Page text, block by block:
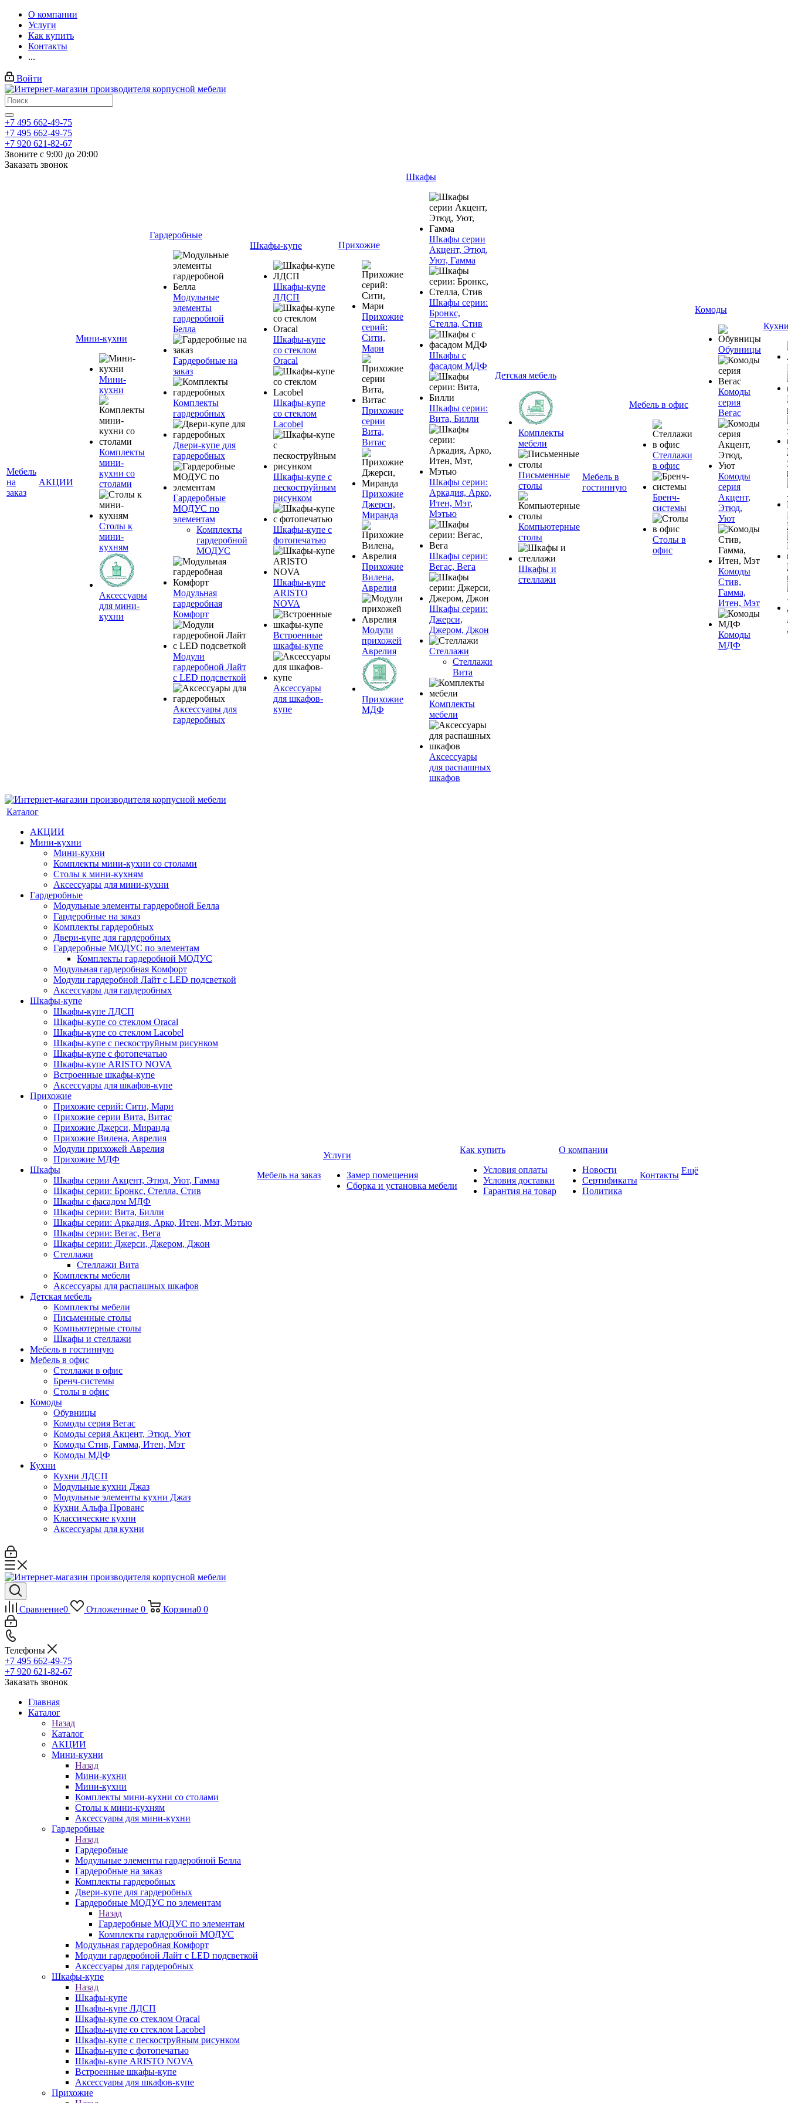
О компании
Услуги
Как купить
Контакты
...
Войти
+7 495 662-49-75
+7 495 662-49-75
+7 920 621-82-67
Звоните с 9:00 до 20:00
Заказать звонок
Мебель
на
заказ
АКЦИИ
Мини-кухни
Мини-
кухни
Комплекты
мини-
кухни со
столами
Столы к
мини-
кухням
Аксессуары
для мини-
кухни
Гардеробные
Модульные
элементы
гардеробной
Белла
Гардеробные на
заказ
Комплекты
гардеробных
Двери-купе для
гардеробных
Гардеробные
МОДУС по
элементам
Комплекты
гардеробной
МОДУС
Модульная
гардеробная
Комфорт
Модули
гардеробной Лайт
с LED подсветкой
Аксессуары для
гардеробных
Шкафы-купе
Шкафы-купе
ЛДСП
Шкафы-купе
со стеклом
Oracal
Шкафы-купе
со стеклом
Lacobel
Шкафы-купе с
пескоструйным
рисунком
Шкафы-купе с
фотопечатью
Шкафы-купе
ARISTO
NOVA
Встроенные
шкафы-купе
Аксессуары
для шкафов-
купе
Прихожие
Прихожие
серий:
Сити,
Мари
Прихожие
серии
Вита,
Витас
Прихожие
Джерси,
Миранда
Прихожие
Вилена,
Аврелия
Модули
прихожей
Аврелия
Прихожие
МДФ
Шкафы
Шкафы серии
Акцент, Этюд,
Уют, Гамма
Шкафы серии:
Бронкс,
Стелла, Стив
Шкафы с
фасадом МДФ
Шкафы серии:
Вита, Билли
Шкафы серии:
Аркадия, Арко,
Итен, Мэт,
Мэтью
Шкафы серии:
Вегас, Вега
Шкафы серии:
Джерси,
Джером, Джон
Стеллажи
Стеллажи
Вита
Комплекты
мебели
Аксессуары
для распашных
шкафов
Детская мебель
Комплекты
мебели
Письменные
столы
Компьютерные
столы
Шкафы и
стеллажи
Мебель в
гостинную
Мебель в офис
Стеллажи
в офис
Бренч-
системы
Столы в
офис
Комоды
Обувницы
Комоды
серия
Вегас
Комоды
серия
Акцент,
Этюд,
Уют
Комоды
Стив,
Гамма,
Итен, Мэт
Комоды
МДФ
Каталог
АКЦИИ
Мини-кухни
Мини-кухни
Комплекты мини-кухни со столами
Столы к мини-кухням
Аксессуары для мини-кухни
Гардеробные
Модульные элементы гардеробной Белла
Гардеробные на заказ
Комплекты гардеробных
Двери-купе для гардеробных
Гардеробные МОДУС по элементам
Комплекты гардеробной МОДУС
Модульная гардеробная Комфорт
Модули гардеробной Лайт с LED подсветкой
Аксессуары для гардеробных
Шкафы-купе
Шкафы-купе ЛДСП
Шкафы-купе со стеклом Oracal
Шкафы-купе со стеклом Lacobel
Шкафы-купе с пескоструйным рисунком
Шкафы-купе с фотопечатью
Шкафы-купе ARISTO NOVA
Встроенные шкафы-купе
Аксессуары для шкафов-купе
Прихожие
Прихожие серий: Сити, Мари
Прихожие серии Вита, Витас
Прихожие Джерси, Миранда
Прихожие Вилена, Аврелия
Модули прихожей Аврелия
Прихожие МДФ
Шкафы
Шкафы серии Акцент, Этюд, Уют, Гамма
Шкафы серии: Бронкс, Стелла, Стив
Шкафы с фасадом МДФ
Шкафы серии: Вита, Билли
Шкафы серии: Аркадия, Арко, Итен, Мэт, Мэтью
Шкафы серии: Вегас, Вега
Шкафы серии: Джерси, Джером, Джон
Стеллажи
Стеллажи Вита
Комплекты мебели
Аксессуары для распашных шкафов
Детская мебель
Комплекты мебели
Письменные столы
Компьютерные столы
Шкафы и стеллажи
Мебель в гостинную
Мебель в офис
Стеллажи в офис
Бренч-системы
Столы в офис
Комоды
Обувницы
Комоды серия Вегас
Комоды серия Акцент, Этюд, Уют
Комоды Стив, Гамма, Итен, Мэт
Комоды МДФ
Кухни
Кухни ЛДСП
Модульные кухни Джаз
Модульные элементы кухни Джаз
Кухни Альфа Прованс
Классические кухни
Аксессуары для кухни
Мебель на заказ
Услуги
Замер помещения
Сборка и установка мебели
Как купить
Условия оплаты
Условия доставки
Гарантия на товар
О компании
Новости
Сертификаты
Политика
Контакты Ещё
Сравнение0 Отложенные 0 Корзина0 0
Телефоны
+7 495 662-49-75
+7 920 621-82-67
Заказать звонок
Главная
Каталог
Назад
Каталог
АКЦИИ
Мини-кухни
Назад
Мини-кухни
Мини-кухни
Комплекты мини-кухни со столами
Столы к мини-кухням
Аксессуары для мини-кухни
Гардеробные
Назад
Гардеробные
Модульные элементы гардеробной Белла
Гардеробные на заказ
Комплекты гардеробных
Двери-купе для гардеробных
Гардеробные МОДУС по элементам
Назад
Гардеробные МОДУС по элементам
Комплекты гардеробной МОДУС
Модульная гардеробная Комфорт
Модули гардеробной Лайт с LED подсветкой
Аксессуары для гардеробных
Шкафы-купе
Назад
Шкафы-купе
Шкафы-купе ЛДСП
Шкафы-купе со стеклом Oracal
Шкафы-купе со стеклом Lacobel
Шкафы-купе с пескоструйным рисунком
Шкафы-купе с фотопечатью
Шкафы-купе ARISTO NOVA
Встроенные шкафы-купе
Аксессуары для шкафов-купе
Прихожие